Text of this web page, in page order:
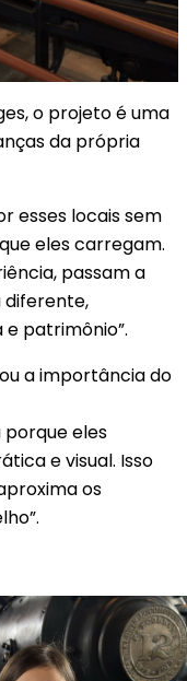
o projeto é uma
da própria
esses locais sem
eles carregam.
passam a
diferente,
patrimônio”.
a importância do
porque eles
e visual. Isso
os